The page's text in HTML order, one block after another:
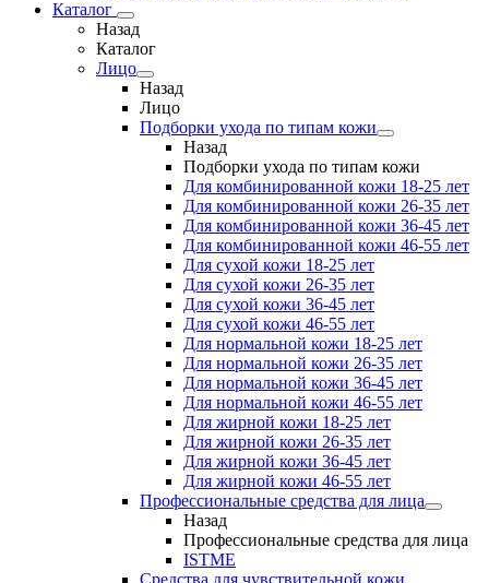
Каталог
Назад
Каталог
Лицо
Назад
Лицо
Подборки ухода по типам кожи
Назад
Подборки ухода по типам кожи
Для комбинированной кожи 18-25 лет
Для комбинированной кожи 26-35 лет
Для комбинированной кожи 36-45 лет
Для комбинированной кожи 46-55 лет
Для сухой кожи 18-25 лет
Для сухой кожи 26-35 лет
Для сухой кожи 36-45 лет
Для сухой кожи 46-55 лет
Для нормальной кожи 18-25 лет
Для нормальной кожи 26-35 лет
Для нормальной кожи 36-45 лет
Для нормальной кожи 46-55 лет
Для жирной кожи 18-25 лет
Для жирной кожи 26-35 лет
Для жирной кожи 36-45 лет
Для жирной кожи 46-55 лет
Профессиональные средства для лица
Назад
Профессиональные средства для лица
ISTME
Средства для чувствительной кожи